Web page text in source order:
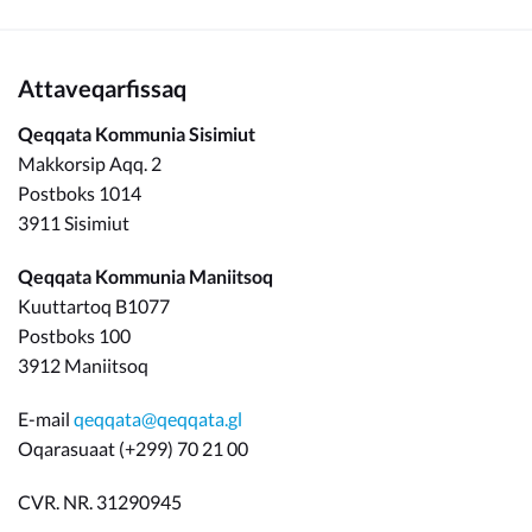
Attaveqarfissaq
Qeqqata Kommunia Sisimiut
Makkorsip Aqq. 2
Postboks 1014
3911 Sisimiut
Qeqqata Kommunia Maniitsoq
Kuuttartoq B1077
Postboks 100
3912 Maniitsoq
E-mail qeqqata@qeqqata.gl
Oqarasuaat (+299) 70 21 00
CVR. NR. 31290945